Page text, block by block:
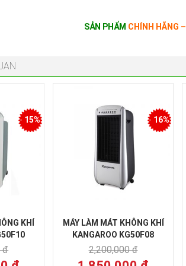
SẢN PHẨM CHÍNH HÃNG –
KHÍ
- 15%
đ
MÁY LÀM MÁT KHÔNG KHÍ
KANGAROO KG50F08
- 16%
2,200,000 đ